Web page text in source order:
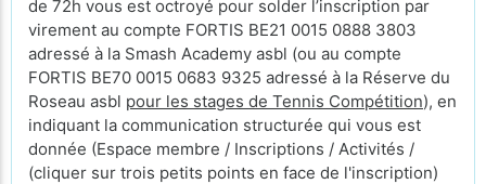
de 72h vous est octroyé pour solder l’inscription par
virement au compte FORTIS BE21 0015 0888 3803
adressé à la Smash Academy asbl (ou au compte
FORTIS BE70 0015 0683 9325 adressé à la Réserve du
Roseau asbl pour les stages de Tennis Compétition), en
indiquant la communication structurée qui vous est
donnée (Espace membre / Inscriptions / Activités /
(cliquer sur trois petits points en face de l'inscription)